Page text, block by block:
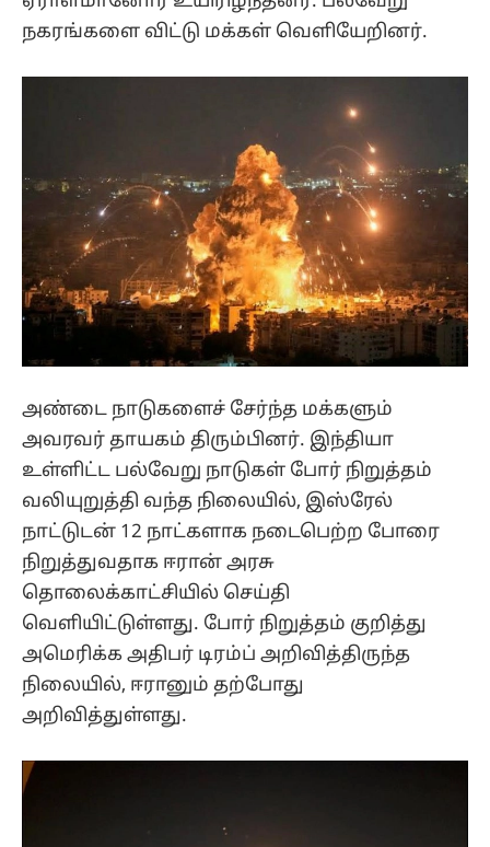
நகரங்களை விட்டு மக்கள் வெளியேறினர்.
அண்டை நாடுகளைச் சேர்ந்த மக்களும்
அவரவர் தாயகம் திரும்பினர். இந்தியா
உள்ளிட்ட பல்வேறு நாடுகள் போர் நிறுத்தம்
வலியுறுத்தி வந்த நிலையில், இஸ்ரேல்
நாட்டுடன் 12 நாட்களாக நடைபெற்ற போரை
நிறுத்துவதாக ஈரான் அரசு
தொலைக்காட்சியில் செய்தி
வெளியிட்டுள்ளது. போர் நிறுத்தம் குறித்து
அமெரிக்க அதிபர் டிரம்ப் அறிவித்திருந்த
நிலையில், ஈரானும் தற்போது
அறிவித்துள்ளது.